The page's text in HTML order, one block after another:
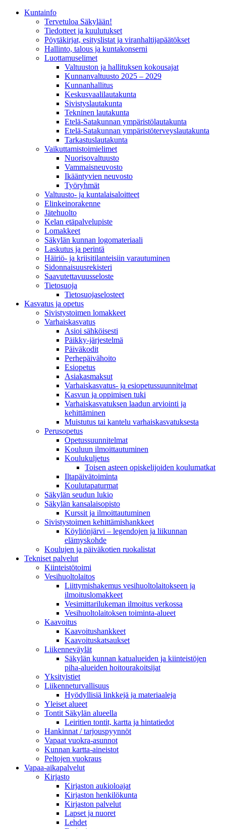
Kunta­info
Tervetuloa Säkylään!
Tiedotteet ja kuulutukset
Pöytäkirjat, esityslistat ja viranhaltijapäätökset
Hallinto, talous ja kuntakonserni
Luottamuselimet
Valtuuston ja hallituksen kokousajat
Kunnanvaltuusto 2025 – 2029
Kunnanhallitus
Keskusvaalilautakunta
Sivistyslautakunta
Tekninen lautakunta
Etelä-Satakunnan ympäristölautakunta
Etelä-Satakunnan ympäristöterveyslautakunta
Tarkastuslautakunta
Vaikuttamistoimielimet
Nuorisovaltuusto
Vammaisneuvosto
Ikääntyvien neuvosto
Työryhmät
Valtuusto- ja kuntalaisaloitteet
Elinkeinorakenne
Jätehuolto
Kelan etäpalvelupiste
Lomakkeet
Säkylän kunnan logomateriaali
Laskutus ja perintä
Häiriö- ja kriisitilanteisiin varautuminen
Sidonnaisuusrekisteri
Saavutettavuusseloste
Tietosuoja
Tietosuojaselosteet
Kasvatus ja opetus
Sivistystoimen lomakkeet
Varhaiskasvatus
Asioi sähköisesti
Päikky-järjestelmä
Päiväkodit
Perhepäivähoito
Esiopetus
Asiakasmaksut
Varhaiskasvatus- ja esiopetussuunnitelmat
Kasvun ja oppimisen tuki
Varhaiskasvatuksen laadun arviointi ja
kehittäminen
Muistutus tai kantelu varhaiskasvatuksesta
Perusopetus
Opetussuunnitelmat
Kouluun ilmoittautuminen
Koulukuljetus
Toisen asteen opiskelijoiden koulumatkat
Iltapäivätoiminta
Koulutapaturmat
Säkylän seudun lukio
Säkylän kansalaisopisto
Kurssit ja ilmoittautuminen
Sivistystoimen kehittämishankkeet
Köyliönjärvi – legendojen ja liikunnan
elämyskohde
Koulujen ja päiväkotien ruokalistat
Tekniset palvelut
Kiinteistötoimi
Vesihuoltolaitos
Liittymishakemus vesihuoltolaitokseen ja
ilmoituslomakkeet
Vesimittarilukeman ilmoitus verkossa
Vesihuoltolaitoksen toiminta-alueet
Kaavoitus
Kaavoitushankkeet
Kaavoituskatsaukset
Liikenneväylät
Säkylän kunnan katualueiden ja kiinteistöjen
piha-alueiden hoitourakoitsijat
Yksityistiet
Liikenneturvallisuus
Hyödyllisiä linkkejä ja materiaaleja
Yleiset alueet
Tontit Säkylän alueella
Leiritien tontit, kartta ja hintatiedot
Hankinnat / tarjouspyynnöt
Vapaat vuokra-asunnot
Kunnan kartta-aineistot
Peltojen vuokraus
Vapaa-aika­palvelut
Kirjasto
Kirjaston aukioloajat
Kirjaston henkilökunta
Kirjaston palvelut
Lapset ja nuoret
Lehdet